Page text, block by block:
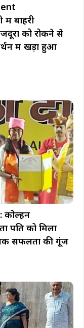
बाहरी
को रोकने से
में खड़ा हुआ
कोल्हन
पति को मिला
सफलता की गूंज